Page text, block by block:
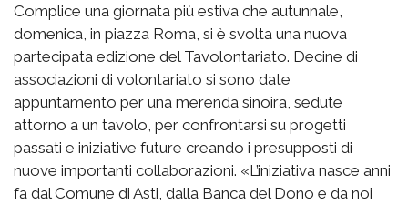
Complice una giornata più estiva che autunnale,
domenica, in piazza Roma, si è svolta una nuova
partecipata edizione del Tavolontariato. Decine di
associazioni di volontariato si sono date
appuntamento per una merenda sinoira, sedute
attorno a un tavolo, per confrontarsi su progetti
passati e iniziative future creando i presupposti di
nuove importanti collaborazioni. «L’iniziativa nasce anni
fa dal Comune di Asti, dalla Banca del Dono e da noi